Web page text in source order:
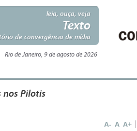
leia, ouça, veja
Texto
de convergência de mídia
Rio de Janeiro, 9 de agosto de 2026
Pilotis
A- A A+